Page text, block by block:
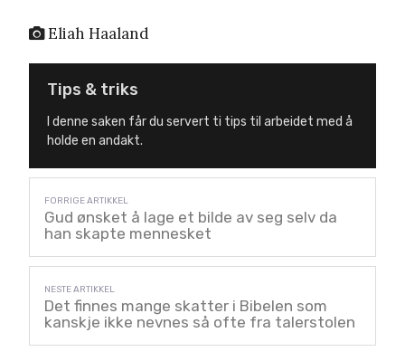
Eliah Haaland
Tips & triks
I denne saken får du servert ti tips til arbeidet med å
holde en andakt.
Gud ønsket å lage et bilde av seg selv da
han skapte mennesket
Det finnes mange skatter i Bibelen som
kanskje ikke nevnes så ofte fra talerstolen